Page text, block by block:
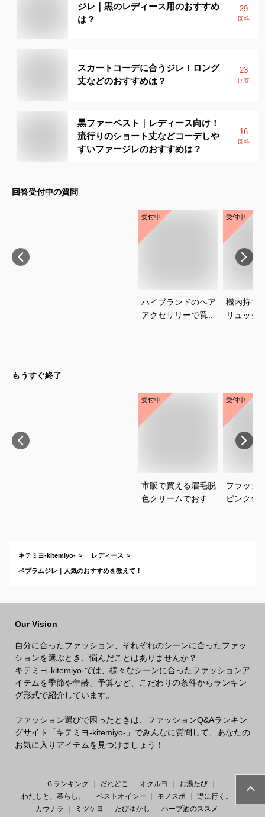
ジレ｜黒のレディース用のおすすめ
は？
29
回答
スカートコーデに合うジレ！ロング
丈などのおすすめは？
23
回答
黒ファーベスト｜レディース向け！
流行りのショート丈などコーデしや
すいファージレのおすすめは？
16
回答
回答受付中の質問
受付中
ハイブランドのヘア
アクセサリーで買っ
受付中
機内持ち
リュック
もうすぐ終了
受付中
市販で買える眉毛脱
色クリームでおすす
受付中
フラッシ
ピンク色
キテミヨ-kitemiyo- レディース
ペプラムジレ｜人気のおすすめを教えて！
Our Vision
自分に合ったファッション、それぞれのシーンに合ったファッ
ションを選ぶとき、悩んだことはありませんか？
キテミヨ-kitemiyo-では、様々なシーンに合ったファッションア
イテムを季節や年齢、予算など、こだわりの条件からランキン
グ形式で紹介しています。
ファッション選びで困ったときは、ファッションQ&Aランキン
グサイト「キテミヨ-kitemiyo-」でみんなに質問して、あなたの
お気に入りアイテムを見つけましょう！
Ｇランキング だれどこ オクルヨ
お湯たび
わたしと、暮らし。
ベストオイシー モノスポ
野に行く。
カウナラ
ミツケヨ たびゆかし ハーブ酒のススメ